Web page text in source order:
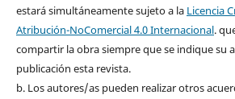
estará simultáneamente sujeto a la Licencia
Atribución-NoComercial 4.0 Internacional.
compartir la obra siempre que se indique su
publicación esta revista.
b. Los autores/as pueden realizar otros